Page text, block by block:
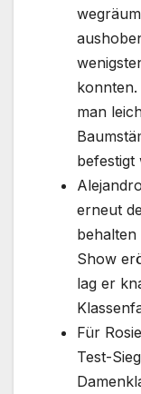
man
erneut
behalten
Show
lag er
Für
Test-